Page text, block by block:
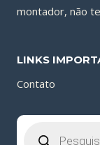
montador, não
LINKS
Contato
produtos